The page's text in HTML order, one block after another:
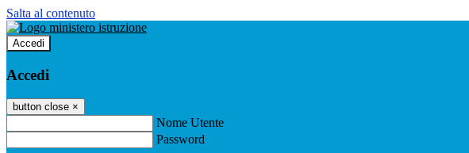
Salta al contenuto
Accedi
Accedi
button close ×
Nome Utente
Password